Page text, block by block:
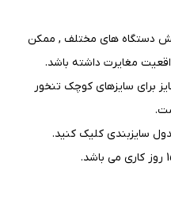
دستگاه های مختلف , ممکن
مغایرت داشته باشد.
برای سایزهای کوچک تنخور
.
سایزبندی کلیک کنید.